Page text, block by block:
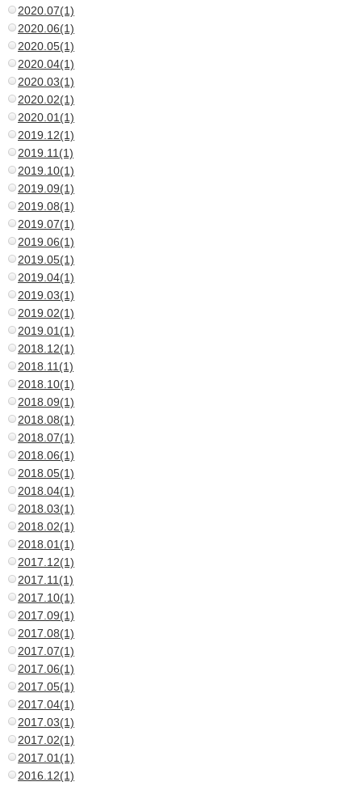
2020.07(1)
2020.06(1)
2020.05(1)
2020.04(1)
2020.03(1)
2020.02(1)
2020.01(1)
2019.12(1)
2019.11(1)
2019.10(1)
2019.09(1)
2019.08(1)
2019.07(1)
2019.06(1)
2019.05(1)
2019.04(1)
2019.03(1)
2019.02(1)
2019.01(1)
2018.12(1)
2018.11(1)
2018.10(1)
2018.09(1)
2018.08(1)
2018.07(1)
2018.06(1)
2018.05(1)
2018.04(1)
2018.03(1)
2018.02(1)
2018.01(1)
2017.12(1)
2017.11(1)
2017.10(1)
2017.09(1)
2017.08(1)
2017.07(1)
2017.06(1)
2017.05(1)
2017.04(1)
2017.03(1)
2017.02(1)
2017.01(1)
2016.12(1)